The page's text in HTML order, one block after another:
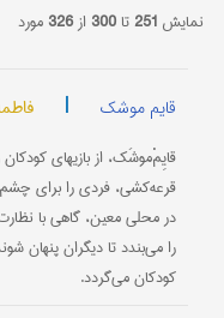
نمایش 251تا300 از326 مورد
قایم موشک |
قرعه‌کشی، فردی را برای
در محلی معین، گاهی با
را می‌بندد تا دیگران پنهان
کودکان می‌گردد.